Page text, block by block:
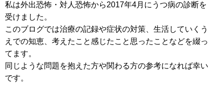
私は外出恐怖・対人恐怖から2017年4月にうつ病の診断を
受けました。
このブログでは治療の記録や症状の対策、生活していくう
えでの知恵、考えたこと感じたこと思ったことなどを綴っ
てます。
同じような問題を抱えた方や関わる方の参考になれば幸い
です。